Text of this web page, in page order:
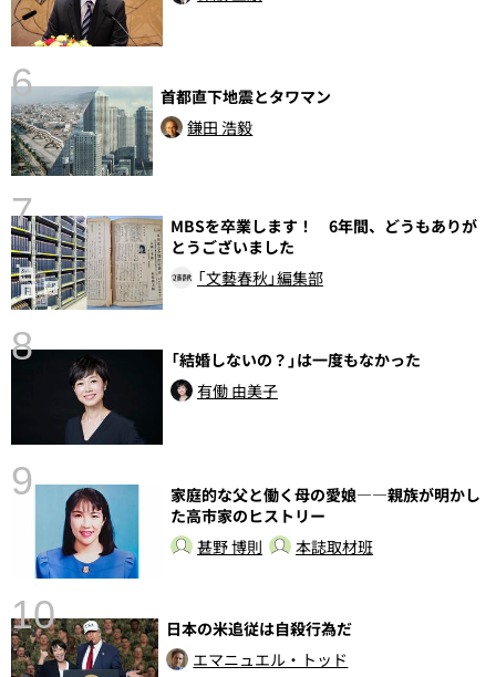
6
首都直下地震とタワマン
鎌田 浩毅
7
MBSを卒業します！ 6年間、どうもありが
とうございました
「文藝春秋」編集部
8
「結婚しないの？」は一度もなかった
有働 由美子
9
家庭的な父と働く母の愛娘――親族が明かし
た高市家のヒストリー
甚野 博則
本誌取材班
10
日本の米追従は自殺行為だ
エマニュエル・トッド